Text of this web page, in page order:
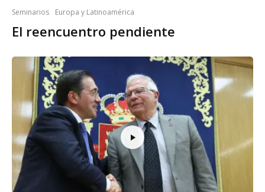
Seminarios Europa y Latinoamérica
El reencuentro pendiente